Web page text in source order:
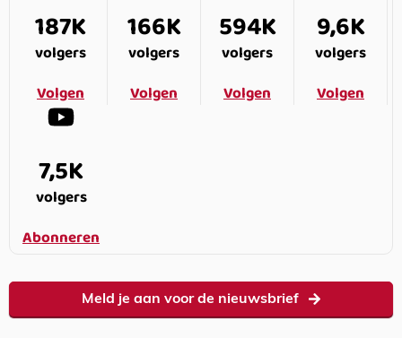
187K
volgers
Volgen
166K
volgers
Volgen
594K
volgers
Volgen
9,6K
volgers
Volgen
7,5K
volgers
Abonneren
Meld je aan voor de nieuwsbrief